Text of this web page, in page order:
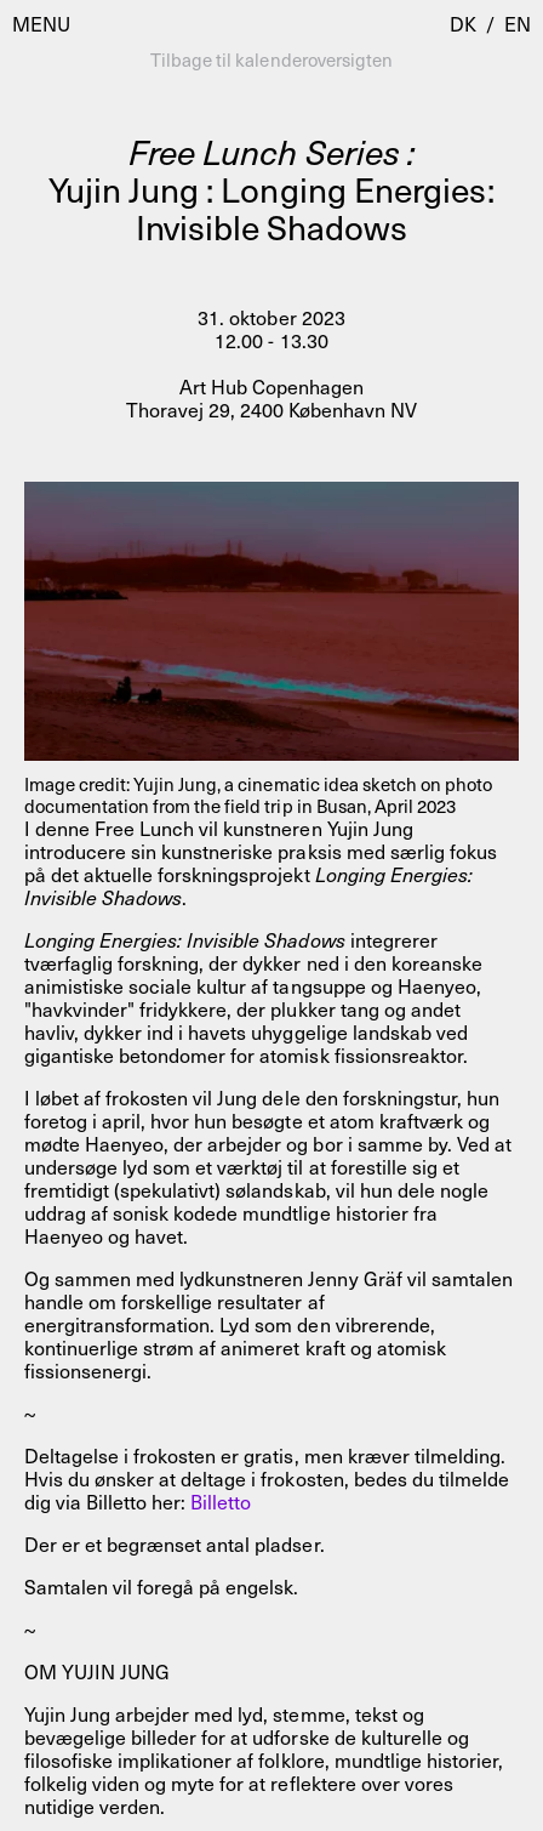
MENU
Besøg
Kalender
Room Room
Programmer
Residencies & Studios
Artistic Research
Om
Om AHC
AHC Channel Søg
DK / EN
Image credit: Yujin Jung, a cinematic idea sketch on photo
documentation from the field trip in Busan, April 2023
Tilbage til kalenderoversigten
Free Lunch Series :
Yujin Jung : Longing Energies:
Invisible Shadows
31. oktober 2023
12.00 - 13.30
Art Hub Copenhagen
Thoravej 29, 2400 København NV
I denne Free Lunch vil kunstneren Yujin Jung
introducere sin kunstneriske praksis med særlig fokus
på det aktuelle forskningsprojektLonging Energies:
Invisible Shadows.
Longing Energies: Invisible Shadowsintegrerer
tværfaglig forskning, der dykker ned i den koreanske
animistiske sociale kultur af tangsuppe og Haenyeo,
"havkvinder" fridykkere, der plukker tang og andet
havliv, dykker ind i havets uhyggelige landskab ved
gigantiske betondomer for atomisk fissionsreaktor.
I løbet af frokosten vil Jung dele den forskningstur, hun
foretog i april, hvor hun besøgte et atom kraftværk og
mødte Haenyeo, der arbejder og bor i samme by. Ved at
undersøge lyd som et værktøj til at forestille sig et
fremtidigt (spekulativt) sølandskab, vil hun dele nogle
uddrag af sonisk kodede mundtlige historier fra
Haenyeo og havet.
Og sammen med lydkunstneren Jenny Gräf vil samtalen
handle om forskellige resultater af
energitransformation. Lyd som den vibrerende,
kontinuerlige strøm af animeret kraft og atomisk
fissionsenergi.
~
Deltagelse i frokosten er gratis, men kræver tilmelding.
Hvis du ønsker at deltage i frokosten, bedes du tilmelde
dig via Billetto her: Billetto
Der er et begrænset antal pladser.
Samtalen vil foregå på engelsk.
~
OM YUJIN JUNG
Yujin Jung arbejder med lyd, stemme, tekst og
bevægelige billeder for at udforske de kulturelle og
filosofiske implikationer af folklore, mundtlige historier,
folkelig viden og myte for at reflektere over vores
nutidige verden.